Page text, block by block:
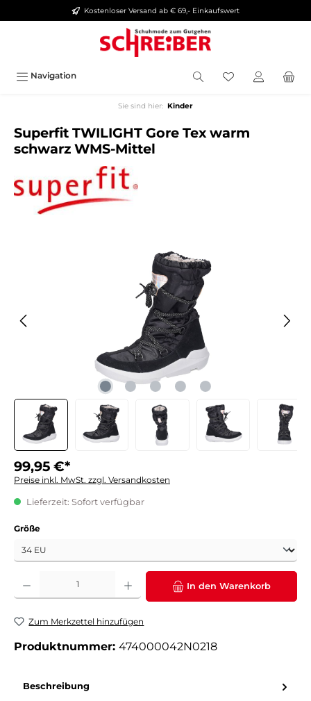
springen Kostenloser Versand ab € 69,- Einkaufswert
Navigation
Sie sind hier: Kinder
Superfit TWILIGHT Gore Tex warm
schwarz WMS-Mittel
Bildergalerie überspringen
99,95 €*
Preise inkl. MwSt. zzgl. Versandkosten
Lieferzeit: Sofort verfügbar
Größeauswählen
Produkt Anzahl: Gib den gewünschten Wert ein oder benutze die Schaltflächen um
In den Warenkorb
Zum Merkzettel hinzufügen
Produktnummer: 474000042N0218
Beschreibung